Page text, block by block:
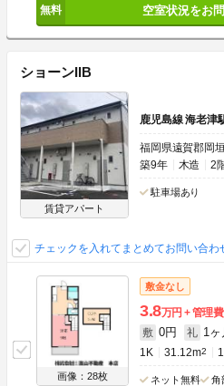
空室状況をお
ショーンIIB
賃貸アパート
鹿児島線 海老津
福岡県遠賀郡岡
築9年
木造 2
駐車場あり
チェックを入れてまとめてお問い合わ
画像：28枚
敷金なし
3.8万円 管理費
敷 0円 礼 1ヶ
1K 31.12m2
ネット無料 角